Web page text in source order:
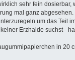
sehr fein
mal ganz
um das Teil
Erzhalde suchst -
in